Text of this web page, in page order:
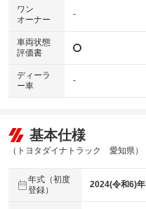
ワン
オーナー
-
車両状態
評価書
ディーラ
ー車
-
基本仕様
（トヨタダイナトラック 愛知県）
年式（初度
登録）
2024(令和6)年